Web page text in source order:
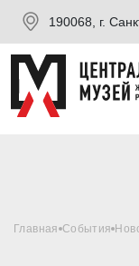
190068, г.
Главная События